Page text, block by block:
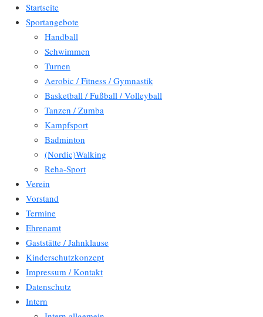
Startseite
Sportangebote
Handball
Schwimmen
Turnen
Aerobic / Fitness / Gymnastik
Basketball / Fußball / Volleyball
Tanzen / Zumba
Kampfsport
Badminton
(Nordic)Walking
Reha-Sport
Verein
Vorstand
Termine
Ehrenamt
Gaststätte / Jahnklause
Kinderschutzkonzept
Impressum / Kontakt
Datenschutz
Intern